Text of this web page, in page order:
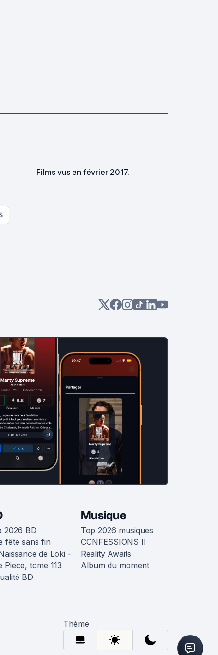
Films vus en février 2017.
2026 BD
fête sans fin
de Loki -
Piece, tome 113
BD
Musique
Top 2026 musiques
CONFESSIONS II
Reality Awaits
Album du moment
Thème